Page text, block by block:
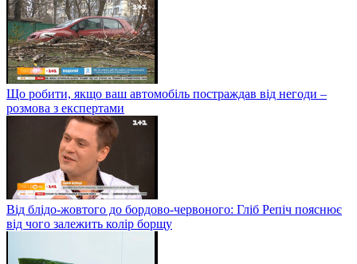
Що робити, якщо ваш автомобіль постраждав від негоди –
розмова з експертами
Від блідо-жовтого до бордово-червоного: Гліб Репіч пояснює
від чого залежить колір борщу